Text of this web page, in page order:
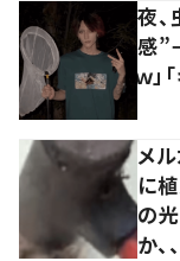
夜
感
ｗ」
メ
に
の
か、